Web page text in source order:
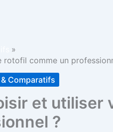
comme un
Comparatifs
et utiliser
?